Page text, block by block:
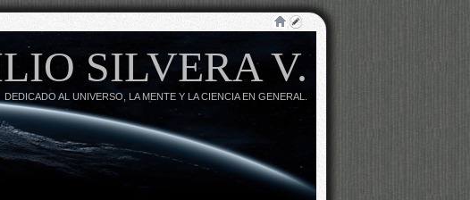
SILVERA V.
DEDICADO AL UNIVERSO, LA MENTE Y LA CIENCIA EN GENERAL.